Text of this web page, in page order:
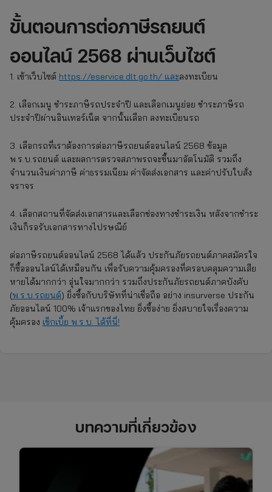
ขั้นตอนการต่อภาษีรถยนต์
ออนไลน์ 2568 ผ่านเว็บไซต์
1. เข้าเว็บไซต์ https://eservice.dlt.go.th/ และลงทะเบียน
2. เลือกเมนู ชำระภาษีรถประจำปี และเลือกเมนูย่อย ชำระภาษีรถ
ประจำปีผ่านอินเทอร์เน็ต จากนั้นเลือก ลงทะเบียนรถ
3. เลือกรถที่เราต้องการต่อภาษีรถยนต์ออนไลน์ 2568 ข้อมูล
พ.ร.บ.รถยนต์ และผลการตรวจสภาพรถจะขึ้นมาอัตโนมัติ รวมถึง
จำนวนเงินค่าภาษี ค่าธรรมเนียม ค่าจัดส่งเอกสาร และค่าปรับใบสั่ง
จราจร
4. เลือกสถานที่จัดส่งเอกสารและเลือกช่องทางชำระเงิน หลังจากชำระ
เงินก็รอรับเอกสารทางไปรษณีย์
ต่อภาษีรถยนต์ออนไลน์ 2568 ได้แล้ว ประกันภัยรถยนต์ภาคสมัครใจ
ก็ซื้อออนไลน์ได้เหมือนกัน เพื่อรับความคุ้มครองที่ครอบคลุมความเสีย
หายได้มากกว่า อุ่นใจมากกว่า รวมถึงประกันภัยรถยนต์ภาคบังคับ
(พ.ร.บ.รถยนต์) ยิ่งซื้อกับบริษัทที่น่าเชื่อถือ อย่าง insurverse ประกัน
ภัยออนไลน์ 100% เจ้าแรกของไทย ยิ่งซื้อง่าย ยิ่งสบายใจเรื่องความ
คุ้มครอง เช็กเบี้ย พ.ร.บ. ได้ที่นี่!
บทความที่เกี่ยวข้อง